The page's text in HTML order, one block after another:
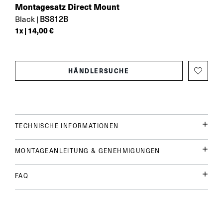
Montagesatz Direct Mount
Black | BS812B
1x | 14,00 €
HÄNDLERSUCHE
TECHNISCHE INFORMATIONEN
MONTAGEANLEITUNG & GENEHMIGUNGEN
FAQ